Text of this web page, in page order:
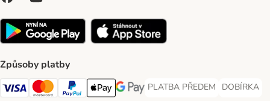
Způsoby platby
Visa Payment Method
Mastercard Payment Method
PayPal Payment Method
Apple pay Payment Method
GooglePay Payment Method
PLATBA PŘEDEM
PLATBA PŘEDEM Payment
DOBÍRKA
DOBÍRKA